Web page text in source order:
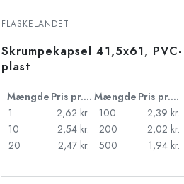
FLASKELANDET
Skrumpekapsel 41,5x61, PVC-
plast
Mængde Pris pr. stk. Mængde
Pris pr. stk.
1
2,62 kr.
10
2,54 kr.
20
2,47 kr.
100
2,39 kr.
200
2,02 kr.
500
1,94 kr.